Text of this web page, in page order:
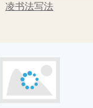
凌书法写法